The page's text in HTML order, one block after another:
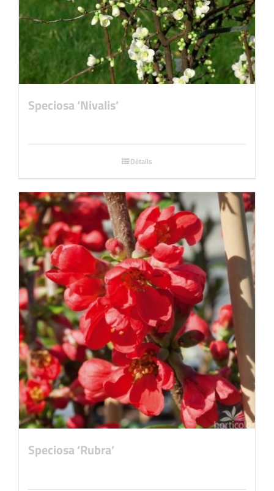
Speciosa ‘Nivalis’
Détails
Speciosa ‘Rubra’